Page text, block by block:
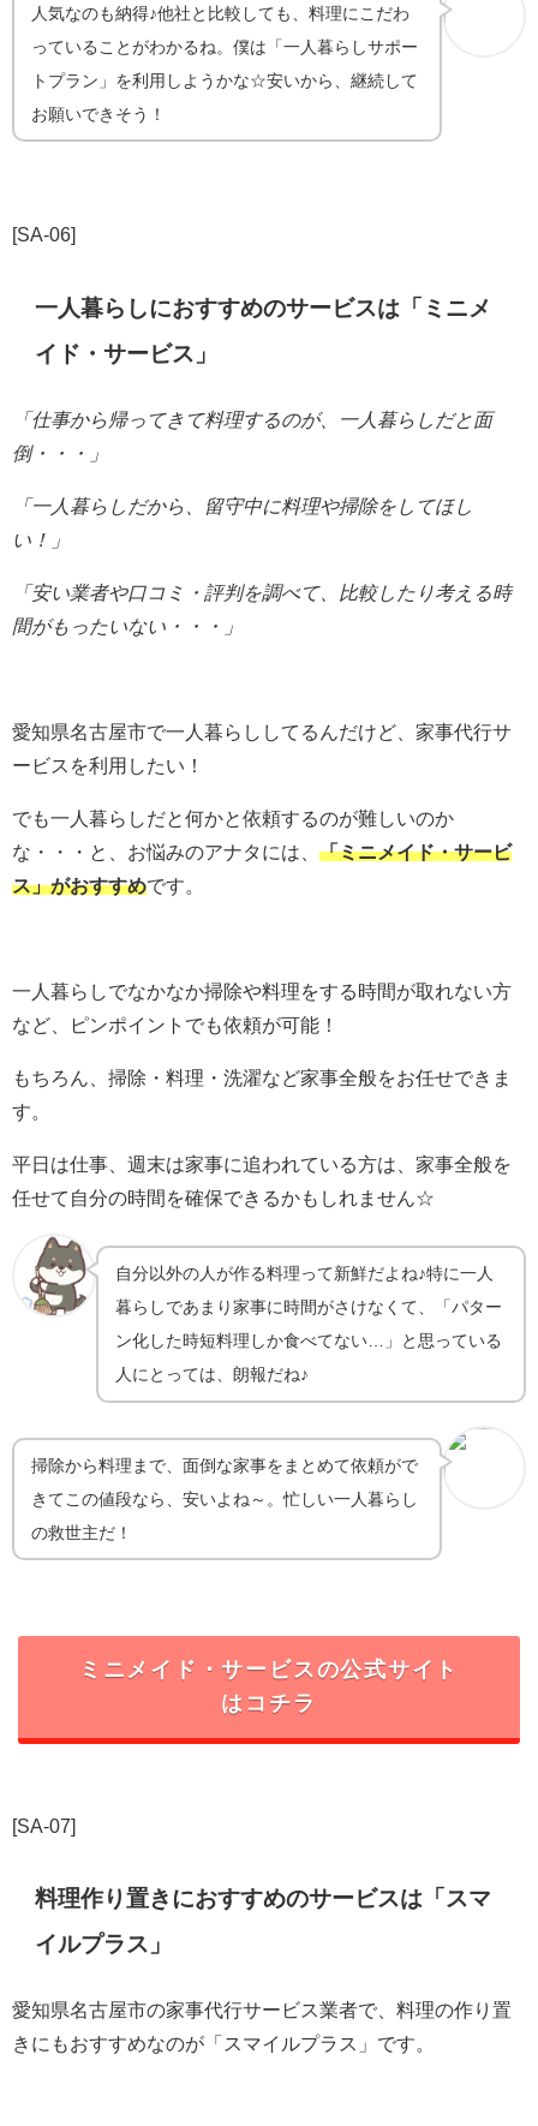
人気なのも納得♪他社と比較しても、料理にこだわ
っていることがわかるね。僕は「一人暮らしサポー
トプラン」を利用しようかな☆安いから、継続して
お願いできそう！
[SA-06]
一人暮らしにおすすめのサービスは「ミニメ
イド・サービス」
「仕事から帰ってきて料理するのが、一人暮らしだと面
倒・・・」
「一人暮らしだから、留守中に料理や掃除をしてほし
い！」
「安い業者や口コミ・評判を調べて、比較したり考える時
間がもったいない・・・」
愛知県名古屋市で一人暮らししてるんだけど、家事代行サ
ービスを利用したい！
でも一人暮らしだと何かと依頼するのが難しいのか
な・・・と、お悩みのアナタには、 「ミニメイド・サービ
ス」がおすすめです。
一人暮らしでなかなか掃除や料理をする時間が取れない方
など、ピンポイントでも依頼が可能！
もちろん、掃除・料理・洗濯など家事全般をお任せできま
す。
平日は仕事、週末は家事に追われている方は、家事全般を
任せて自分の時間を確保できるかもしれません☆
自分以外の人が作る料理って新鮮だよね♪特に一人
暮らしであまり家事に時間がさけなくて、「パター
ン化した時短料理しか食べてない…」と思っている
人にとっては、朗報だね♪
掃除から料理まで、面倒な家事をまとめて依頼がで
きてこの値段なら、安いよね～。忙しい一人暮らし
の救世主だ！
ミニメイド・サービスの公式サイト
はコチラ
[SA-07]
料理作り置きにおすすめのサービスは「スマ
イルプラス」
愛知県名古屋市の家事代行サービス業者で、料理の作り置
きにもおすすめなのが「スマイルプラス」です。